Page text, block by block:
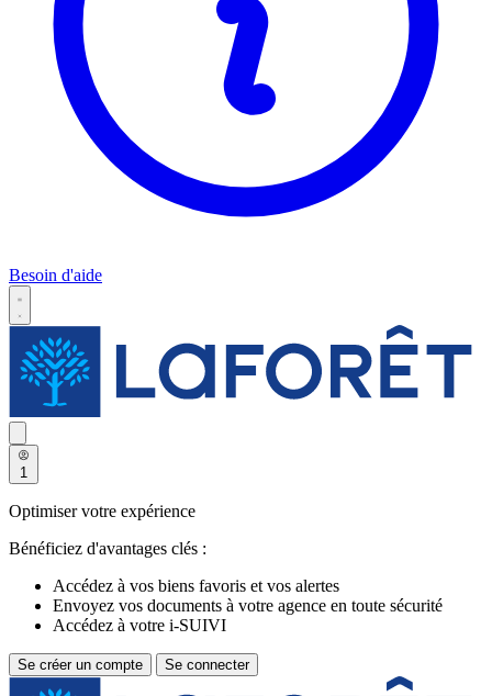
Besoin d'aide
1
Optimiser votre expérience
Bénéficiez d'avantages clés :
Accédez à vos biens favoris et vos alertes
Envoyez vos documents à votre agence en toute sécurité
Accédez à votre i-SUIVI
Se créer un compte Se connecter